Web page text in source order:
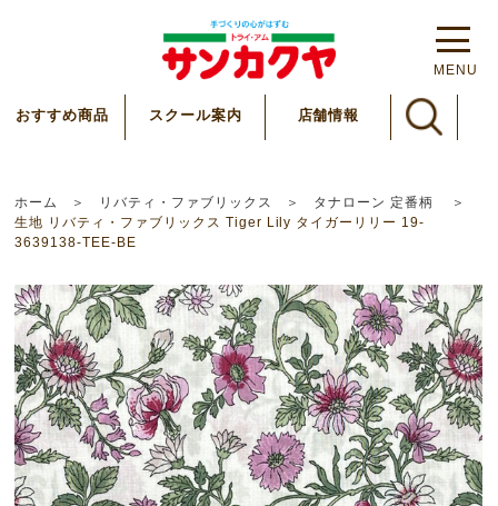
MENU
おすすめ商品 スクール案内 店舗情報
ホーム リバティ・ファブリックス
タナローン 定番柄
生地 リバティ・ファブリックス Tiger Lily タイガーリリー 19-
3639138-TEE-BE